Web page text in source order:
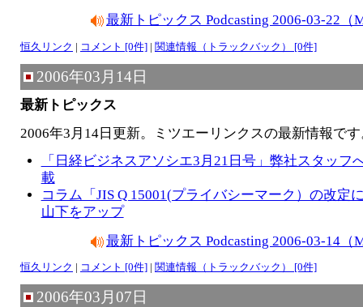
最新トピックス Podcasting 2006-03-22（
恒久リンク コメント [0件] 関連情報（トラックバック） [0件]
2006年03月14日
最新トピックス
2006年3月14日更新。ミツエーリンクスの最新情報で
「日経ビジネスアソシエ3月21日号」弊社スタッフ
載
コラム「JIS Q 15001(プライバシーマーク）の改定
山下をアップ
最新トピックス Podcasting 2006-03-14（
恒久リンク コメント [0件] 関連情報（トラックバック） [0件]
2006年03月07日